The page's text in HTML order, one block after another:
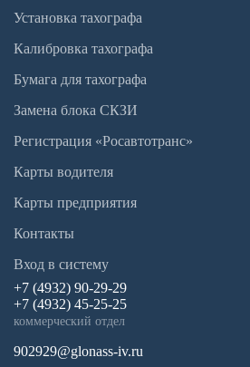
Установка тахографа
Калибровка тахографа
Бумага для тахографа
Замена блока СКЗИ
Регистрация «Росавтотранс»
Карты водителя
Карты предприятия
Контакты
Вход в систему
+7 (4932) 90-29-29
+7 (4932) 45-25-25
коммерческий отдел
902929@glonass-iv.ru